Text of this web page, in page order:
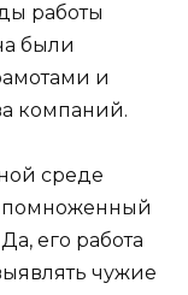
работы
были
и
компаний.
среде
помноженный
его работа
чужие